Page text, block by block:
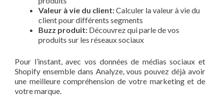
Valeur à vie du client:Calculer la valeur à vie du
client pour différents segments
Buzz produit: Découvrez qui parle de vos
produits sur les réseaux sociaux
Pour l’instant, avec vos données de médias sociaux et
Shopify ensemble dans Analyze, vous pouvez déjà avoir
une meilleure compréhension de votre marketing et de
votre marque.